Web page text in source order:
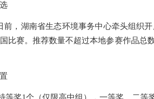
前，湖南省生态环境事务中心牵头组织
比赛。推荐数量不超过本地参赛作品总
等奖1个（仅限高中组），一等奖、二等